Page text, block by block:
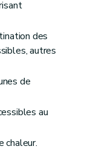
des
autres
de
au
chaleur.